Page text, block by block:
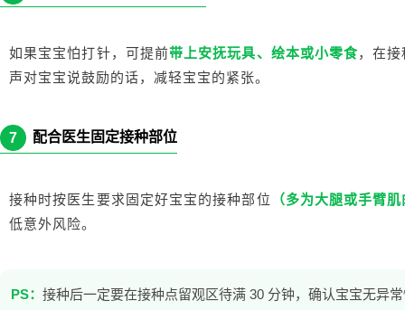
如果宝宝怕打针，可提前带上安抚玩具、绘本或小零食，在
声对宝宝说鼓励的话，减轻宝宝的紧张。
7 配合医生固定接种部位
接种时按医生要求固定好宝宝的接种部位 （多为大腿或手臂
低意外风险。
PS： 接种后一定要在接种点留观区待满 30 分钟，确认宝宝无异